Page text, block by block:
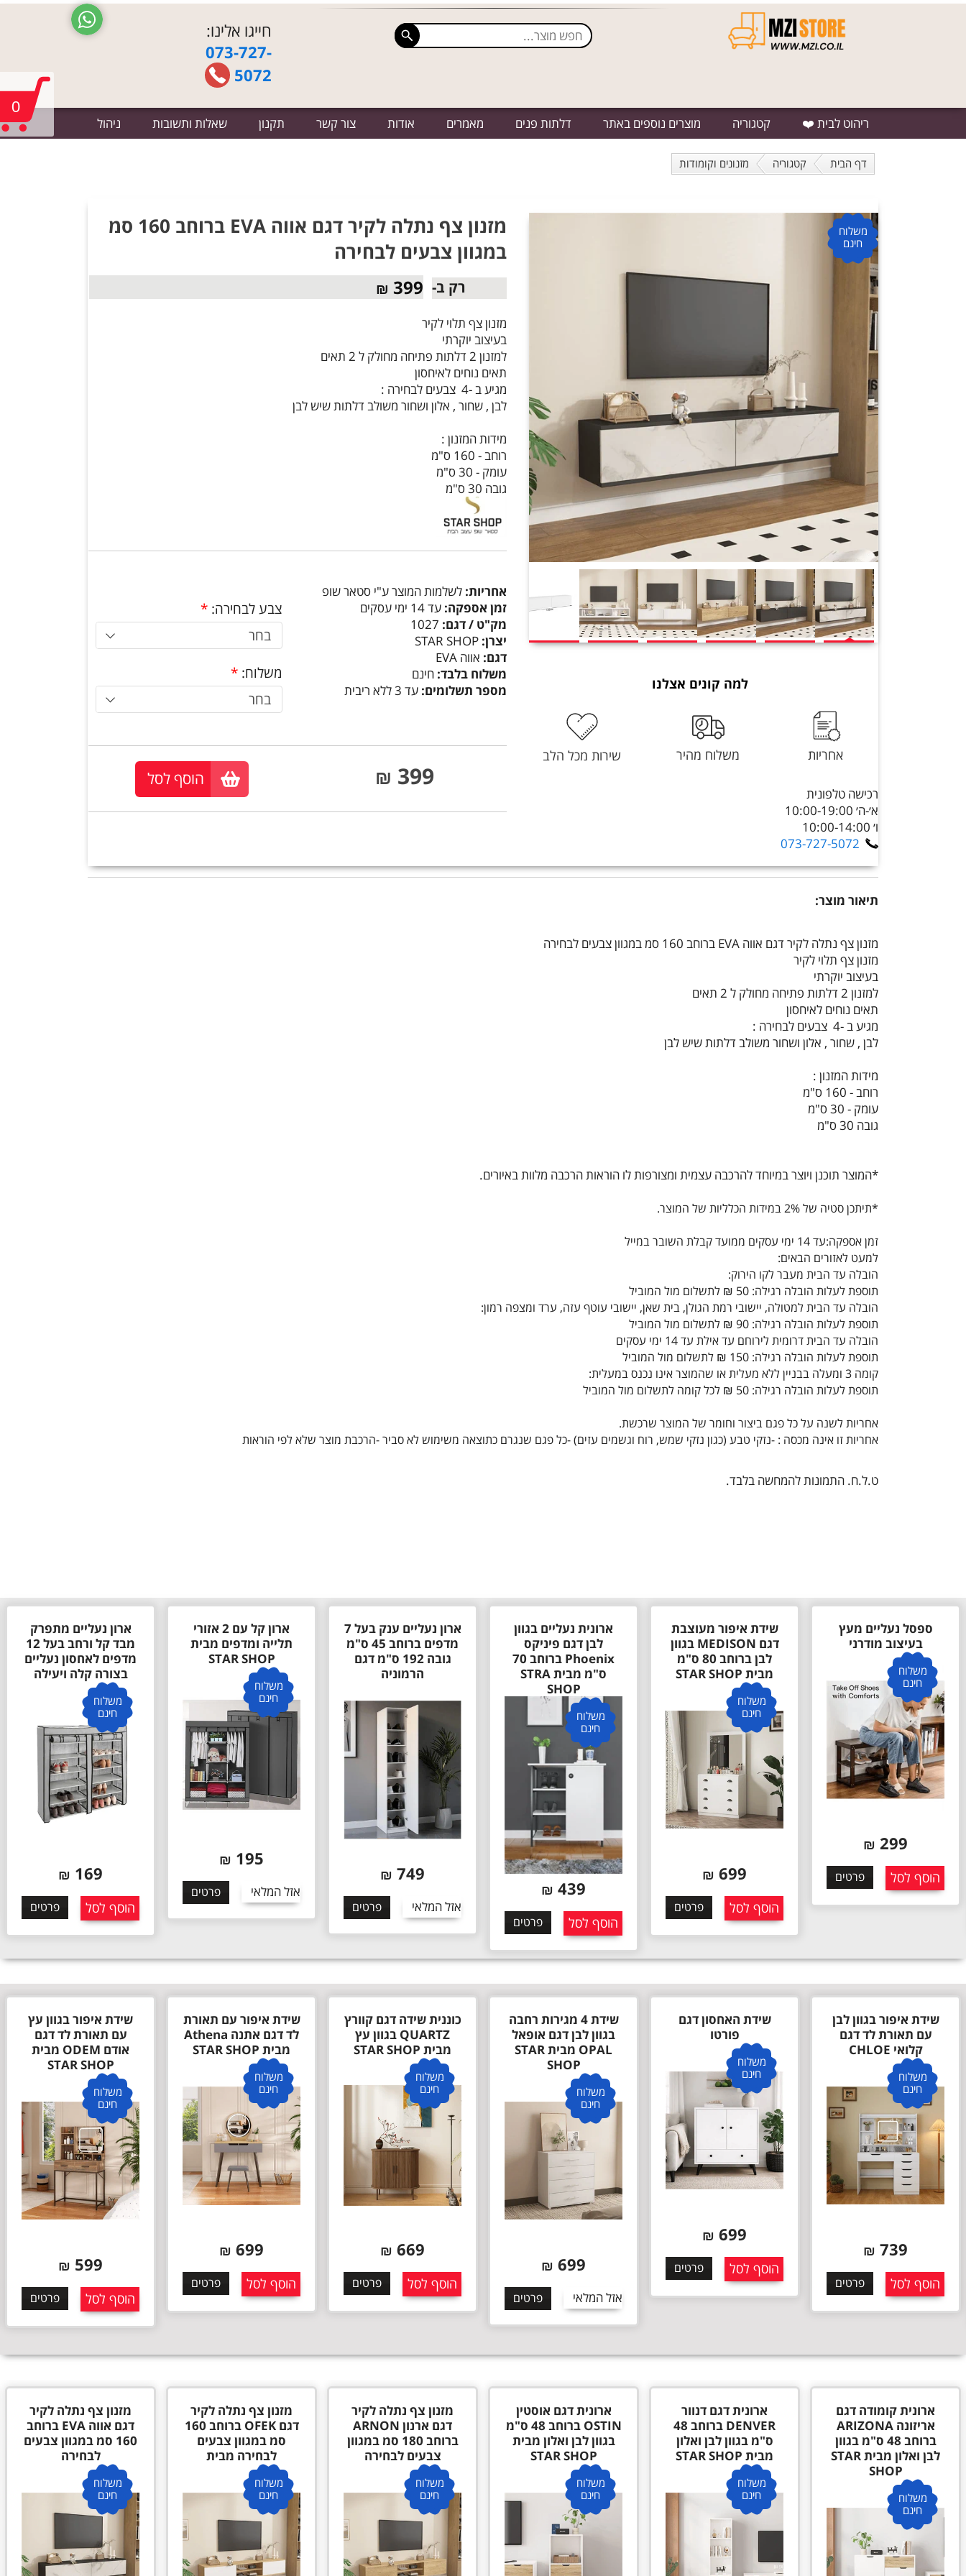
חייגו אלינו:
073-727-
5072
ריהוט לבית ❤️ קטגוריה מוצרים נוספים באתר דלתות פנים מאמרים אודות צור קשר תקנון שאלות ותשובות ניהול
דף הבית קטגוריה מזנונים וקומודות
משלוח
חינם
למה קונים אצלנו
אחריות משלוח מהיר שירות מכל הלב
רכישה טלפונית
א׳-ה׳ 10:00-19:00
ו׳ 10:00-14:00
073-727-5072
מזנון צף נתלה לקיר דגם אווה EVA ברוחב 160 סמ
במגוון צבעים לבחירה
רק ב- 399
₪
מזנון צף תלוי לקיר
בעיצוב יוקרתי
למזנון 2 דלתות פתיחה מחולק ל 2 תאים
תאים נוחים לאיחסון
מגיע ב -4 צבעים לבחירה :
לבן , שחור , אלון ושחור משולב דלתות שיש לבן
מידות המזנון :
רוחב - 160 ס"מ
עומק - 30 ס"מ
גובה 30 ס"מ
אחריות: לשלמות המוצר ע"י סטאר שופ
זמן אספקה: עד 14 ימי עסקים
מק"ט / דגם: 1027
יצרן: STAR SHOP
דגם: אווה EVA
משלוח בלבד: חינם
מספר תשלומים: עד 3 ללא ריבית
צבע לבחירה: *
בחר
משלוח: *
בחר
399
₪ הוסף לסל
תיאור מוצר:
מזנון צף נתלה לקיר דגם אווה EVA ברוחב 160 סמ במגוון צבעים לבחירה
מזנון צף תלוי לקיר
בעיצוב יוקרתי
למזנון 2 דלתות פתיחה מחולק ל 2 תאים
תאים נוחים לאיחסון
מגיע ב -4 צבעים לבחירה :
לבן , שחור , אלון ושחור משולב דלתות שיש לבן
מידות המזנון :
רוחב - 160 ס"מ
עומק - 30 ס"מ
גובה 30 ס"מ
*המוצר תוכנן ויוצר במיוחד להרכבה עצמית ומצורפות לו הוראות הרכבה מלוות באיורים.
*תיתכן סטיה של 2% במידות הכלליות של המוצר.
זמן אספקה:עד 14 ימי עסקים ממועד קבלת השובר במייל
למעט לאזורים הבאים:
הובלה עד הבית מעבר לקו הירוק:
תוספת לעלות הובלה רגילה: 50 ₪ לתשלום מול המוביל
הובלה עד הבית למטולה, יישובי רמת הגולן, בית שאן, יישובי עוטף עזה, ערד ומצפה רמון:
תוספת לעלות הובלה רגילה: 90 ₪ לתשלום מול המוביל
הובלה עד הבית דרומית לירוחם עד אילת עד 14 ימי עסקים
תוספת לעלות הובלה רגילה: 150 ₪ לתשלום מול המוביל
קומה 3 ומעלה בבניין ללא מעלית או שהמוצר אינו נכנס במעלית:
תוספת לעלות הובלה רגילה: 50 ₪ לכל קומה לתשלום מול המוביל
אחריות לשנה על כל פגם ביצור וחומר של המוצר שרכשת.
אחריות זו אינה מכסה : -נזקי טבע (כגון נזקי שמש, רוח וגשמים עזים) -כל פגם שנגרם כתוצאה משימוש לא סביר -הרכבת מוצר שלא לפי הוראות
ט.ל.ח. התמונות להמחשה בלבד.
ספסל נעליים מעץ
בעיצוב מודרני
משלוח
חינם
299
₪
הוסף לסל פרטים
שידת איפור מעוצבת
דגם MEDISON בגוון
לבן ברוחב 80 ס"מ
מבית STAR SHOP
משלוח
חינם
699
₪
הוסף לסל פרטים
ארונית נעליים בגוון
לבן דגם פיניקס
Phoenix ברוחב 70
ס"מ מבית STRA
SHOP
משלוח
חינם
439
₪
הוסף לסל פרטים
ארון נעליים ענק בעל 7
מדפים ברוחב 45 ס"מ
גובה 192 ס"מ דגם
הרמוניה
749
₪
אזל המלאי פרטים
ארון קל עם 2 אזורי
תלייה ומדפים מבית
STAR SHOP
משלוח
חינם
195
₪
אזל המלאי פרטים
ארון נעליים מתפרק
מבד קל ורחב בעל 12
מדפים לאחסון נעליים
בצורה קלה ויעילה
משלוח
חינם
169
₪
הוסף לסל פרטים
שידת איפור בגוון לבן
עם תאורת לד דגם
קלואי CHLOE
משלוח
חינם
739
₪
הוסף לסל פרטים
שידת האחסון דגם
פורטו
משלוח
חינם
699
₪
הוסף לסל פרטים
שידת 4 מגירות רחבה
בגוון לבן דגם אופאל
OPAL מבית STAR
SHOP
משלוח
חינם
699
₪
אזל המלאי פרטים
כוננית שידה דגם קוורץ
QUARTZ בגוון עץ
מבית STAR SHOP
משלוח
חינם
669
₪
הוסף לסל פרטים
שידת איפור עם תאורת
לד דגם אתנה Athena
מבית STAR SHOP
משלוח
חינם
699
₪
הוסף לסל פרטים
שידת איפור בגוון עץ
עם תאורת לד דגם
אודם ODEM מבית
STAR SHOP
משלוח
חינם
599
₪
הוסף לסל פרטים
ארונית קומודה דגם
אריזונה ARIZONA
ברוחב 48 ס"מ בגוון
לבן ואלון מבית STAR
SHOP
משלוח
חינם
ארונית דגם דנוור
DENVER ברוחב 48
ס"מ בגוון לבן ואלון
מבית STAR SHOP
משלוח
חינם
ארונית דגם אוסטין
OSTIN ברוחב 48 ס"מ
בגוון לבן ואלון מבית
STAR SHOP
משלוח
חינם
מזנון צף נתלה לקיר
דגם ארנון ARNON
ברוחב 180 סמ במגוון
צבעים לבחירה
משלוח
חינם
מזנון צף נתלה לקיר
דגם OFEK ברוחב 160
סמ במגוון צבעים
לבחירה מבית
משלוח
חינם
מזנון צף נתלה לקיר
דגם אווה EVA ברוחב
160 סמ במגוון צבעים
לבחירה
משלוח
חינם
0